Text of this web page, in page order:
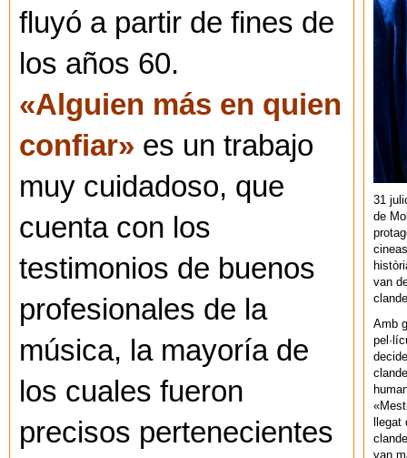
fluyó a partir de fines de
los años 60.
«Alguien más en quien
confiar» es un trabajo
muy cuidadoso, que
cuenta con los
testimonios de buenos
profesionales de la
música, la mayoría de
los cuales fueron
precisos pertenecientes
31
de
van
Amb
van